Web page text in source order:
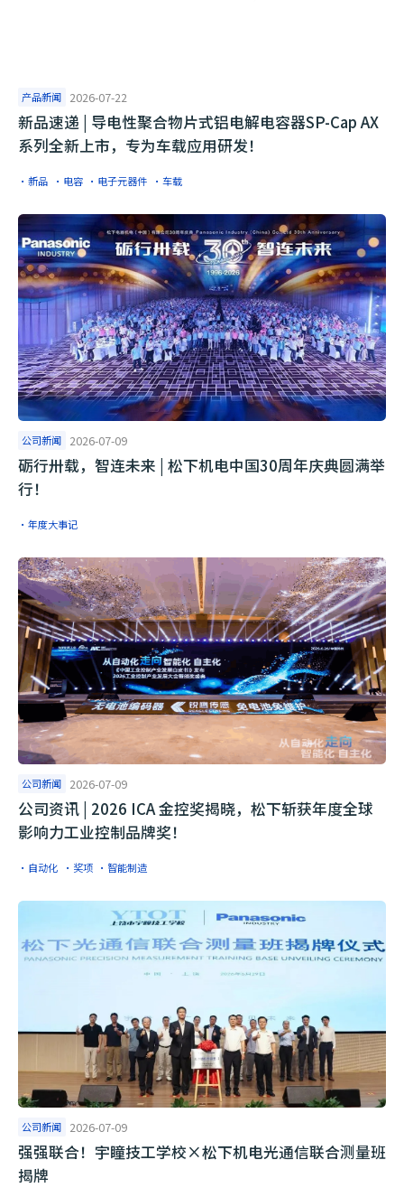
产品新闻 2026-07-22
​新品速递 | 导电性聚合物片式铝电解电容器SP-Cap AX
系列全新上市，专为车载应用研发！
·新品 ·电容 ·电子元器件 ·车载
公司新闻 2026-07-09
砺行卅载，智连未来 | 松下机电中国30周年庆典圆满举
行！
·年度大事记
公司新闻 2026-07-09
公司资讯 | 2026 ICA 金控奖揭晓，松下斩获年度全球
影响力工业控制品牌奖！
·自动化 ·奖项 ·智能制造
公司新闻 2026-07-09
​强强联合！宇瞳技工学校×松下机电光通信联合测量班
揭牌